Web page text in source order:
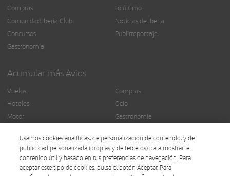
Compras
Comunidad Iberia Club
Concursos
Gastronomía
Lo último
Noticias de Iberia
Publirreportaje
Acumular más Avios
Vuelos
Hoteles
Motor
Finanzas
Compras
Ocio
Gastronomía
Usamos cookies analíticas, de personalización de contenido, y de
publicidad personalizada (propias y de terceros) para mostrarte
contenido útil y basado en tus preferencias de navegación. Para
aceptar este tipo de cookies, pulsa el botón Aceptar. Para